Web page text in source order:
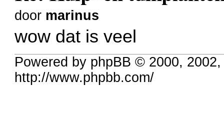
door marinus
wow dat is veel
Powered by phpBB © 2000,
http://www.phpbb.com/